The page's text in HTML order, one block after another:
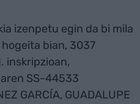
izenpetu egin da bi mila
bian, 3037
inskripzioan,
SS-44533
GARCÍA, GUADALUPE